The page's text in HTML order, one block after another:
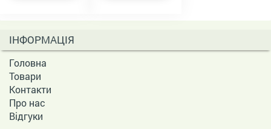
ІНФОРМАЦІЯ
Головна
Товари
Контакти
Про нас
Відгуки